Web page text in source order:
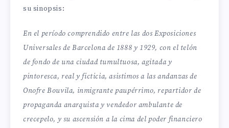
su sinopsis:
En el período comprendido entre las dos Exposiciones
Universales de Barcelona de 1888 y 1929, con el telón
de fondo de una ciudad tumultuosa, agitada y
pintoresca, real y ficticia, asistimos a las andanzas de
Onofre Bouvila, inmigrante paupérrimo, repartidor de
propaganda anarquista y vendedor ambulante de
crecepelo, y su ascensión a la cima del poder financiero